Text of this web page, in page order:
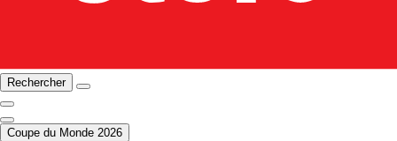
Rechercher
Coupe du Monde 2026